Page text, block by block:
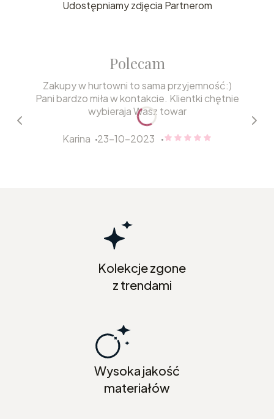
Udostępniamy zdjęcia Partnerom
Polecam
Zakupy w hurtowni to sama przyjemność:)
Pani bardzo miła w kontakcie. Klientki chętnie
wybieraja Wasz towar
Karina 23-10-2023Karina dał ocenę: 5
Kolekcje zgone
z trendami
Wysoka jakość
materiałów